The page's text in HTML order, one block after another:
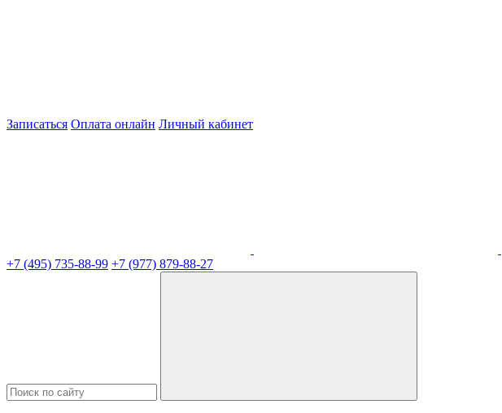
Записаться Оплата онлайн Личный кабинет
+7 (495) 735-88-99 +7 (977) 879-88-27